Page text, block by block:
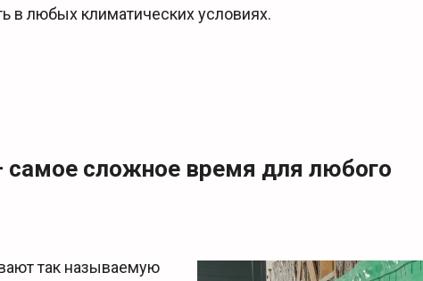
в любых климатических условиях.
сложное время для любого
так называемую